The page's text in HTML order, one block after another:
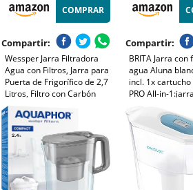
COMPRAR
Compartir:
Wessper Jarra Filtradora
Agua con Filtros, Jarra para
Puerta de Frigorífico de 2,7
Litros, Filtro con Carbón
Activo y Resina de
Intercambio Iónico, Jarra y
Juego de 6 Cartuchos - Azul
Compartir:
BRITA Jarra con
agua Aluna
incl. 1x cartucho
PRO All-in-
que reduce cloro,
impurezas.